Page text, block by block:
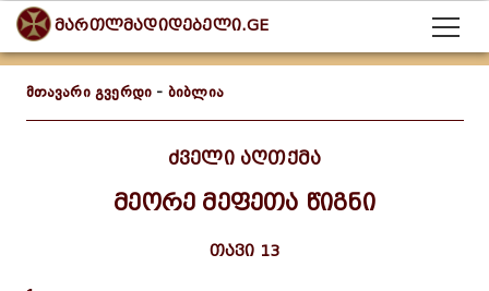
მართლმადიდებელი.GE
მთავარი გვერდი - ბიბლია
ძველი აღთქმა
მეორე მეფეთა წიგნი
თავი 13